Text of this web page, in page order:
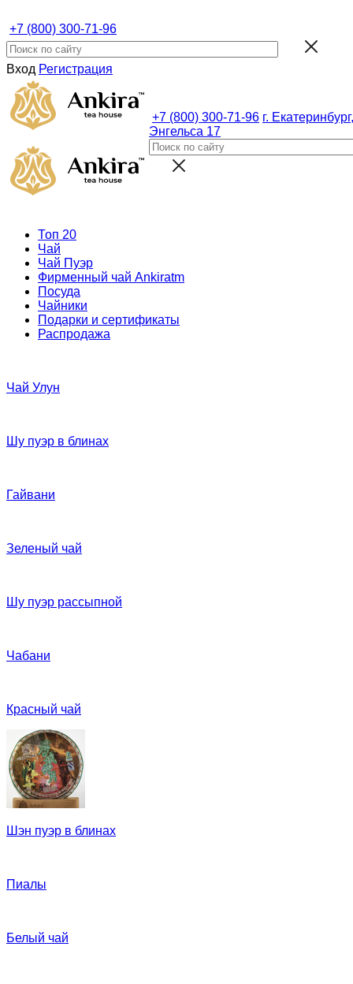
+7 (800) 300-71-96
Вход Регистрация
+7 (800) 300-71-96 г.
Энгельса 17
Топ 20
Чай
Чай Пуэр
Фирменный чай Ankiratm
Посуда
Чайники
Подарки и сертификаты
Распродажа
Чай Улун
Шу пуэр в блинах
Гайвани
Зеленый чай
Шу пуэр рассыпной
Чабани
Красный чай
Шэн пуэр в блинах
Пиалы
Белый чай